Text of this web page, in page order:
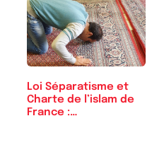
Loi Séparatisme et
Charte de l’islam de
France :…